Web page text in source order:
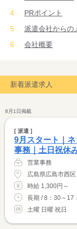
PRポイント
派遣会社からの
会社概要
新着派遣求人
8月1日掲載
[ 派遣 ]
9月スタート｜
事務｜土日祝休み
営業事務
時給 1,300円～
長期 / 8：30～17
土曜 日曜 祝日